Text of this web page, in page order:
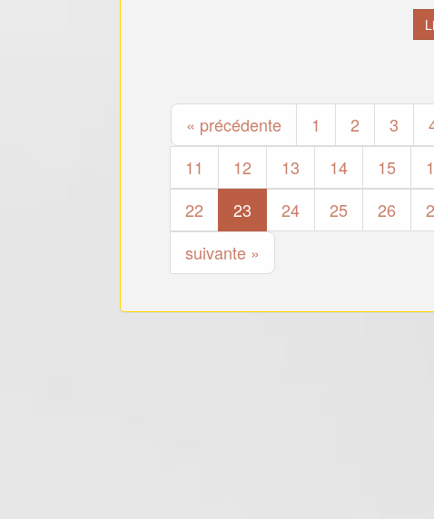
« précédente 1 2 3
11
12 13 14 15
22
23 24 25 26
suivante »